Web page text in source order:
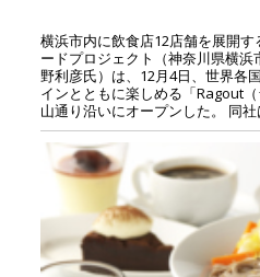
横浜市内に飲食店12店舗を展開
ードプロジェクト（神奈川県横
野利彦氏）は、12月4日、世界各
インとともに楽しめる「Ragout
山通り沿いにオープンした。 同